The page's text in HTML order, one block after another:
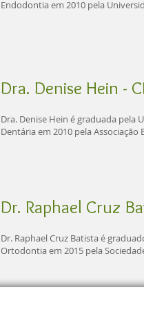
Endodontia em 2010 pela
Dra. Denise Hein -
Dra. Denise Hein é graduada pela
Dentária em 2010 pela Associação
Dr. Raphael Cruz
Dr. Raphael Cruz Batista é
Ortodontia em 2015 pela